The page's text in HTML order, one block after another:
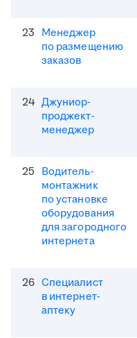
23 Менеджер
по размещению
заказов
24 Джуниор-
проджект-
менеджер
25 Водитель-
монтажник
по установке
оборудования
для загородного
интернета
26 Специалист
в интернет-
аптеку